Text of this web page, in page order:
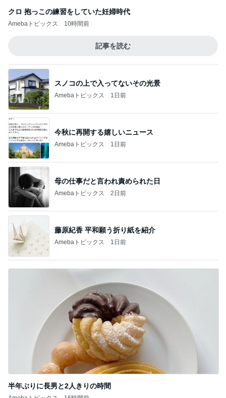
クロ 抱っこの練習をしていた妊婦時代
Amebaトピックス 10時間前
記事を読む
スノコの上で入ってないその光景
Amebaトピックス 1日前
今秋に再開する嬉しいニュース
Amebaトピックス 1日前
母の仕事だと言われ責められた日
Amebaトピックス 2日前
藤原紀香 平和願う折り紙を紹介
Amebaトピックス 1日前
半年ぶりに長男と2人きりの時間